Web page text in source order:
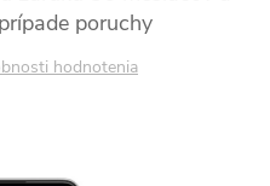
poruchy
hodnotenia